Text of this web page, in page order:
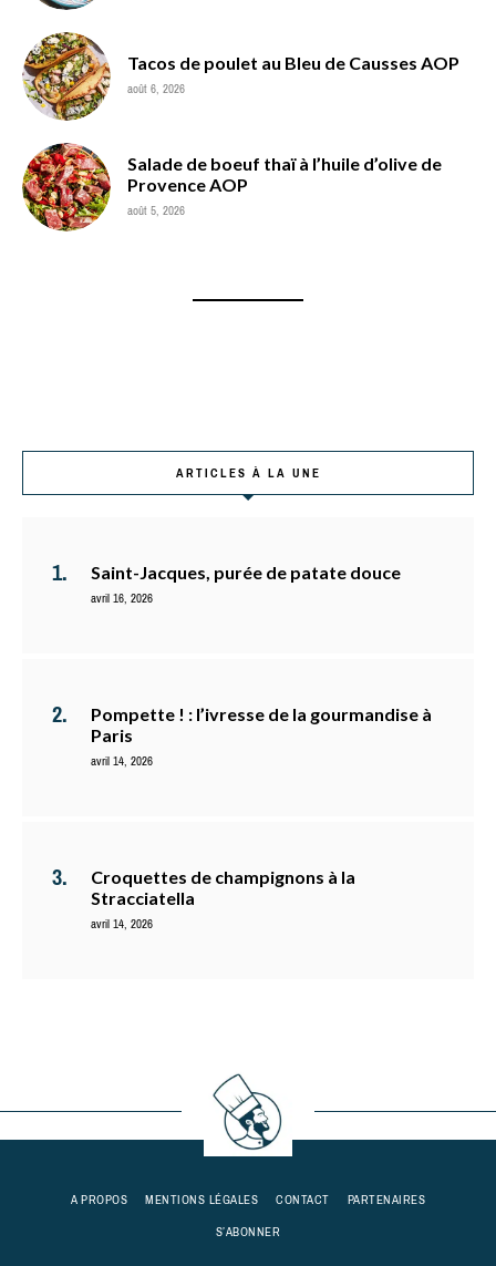
Tacos de poulet au Bleu de Causses AOP
août 6, 2026
Salade de boeuf thaï à l’huile d’olive de
Provence AOP
août 5, 2026
ARTICLES À LA UNE
Saint-Jacques, purée de patate douce
avril 16, 2026
Pompette ! : l’ivresse de la gourmandise à
Paris
avril 14, 2026
Croquettes de champignons à la
Stracciatella
avril 14, 2026
A PROPOS MENTIONS LÉGALES CONTACT
PARTENAIRES
S’ABONNER